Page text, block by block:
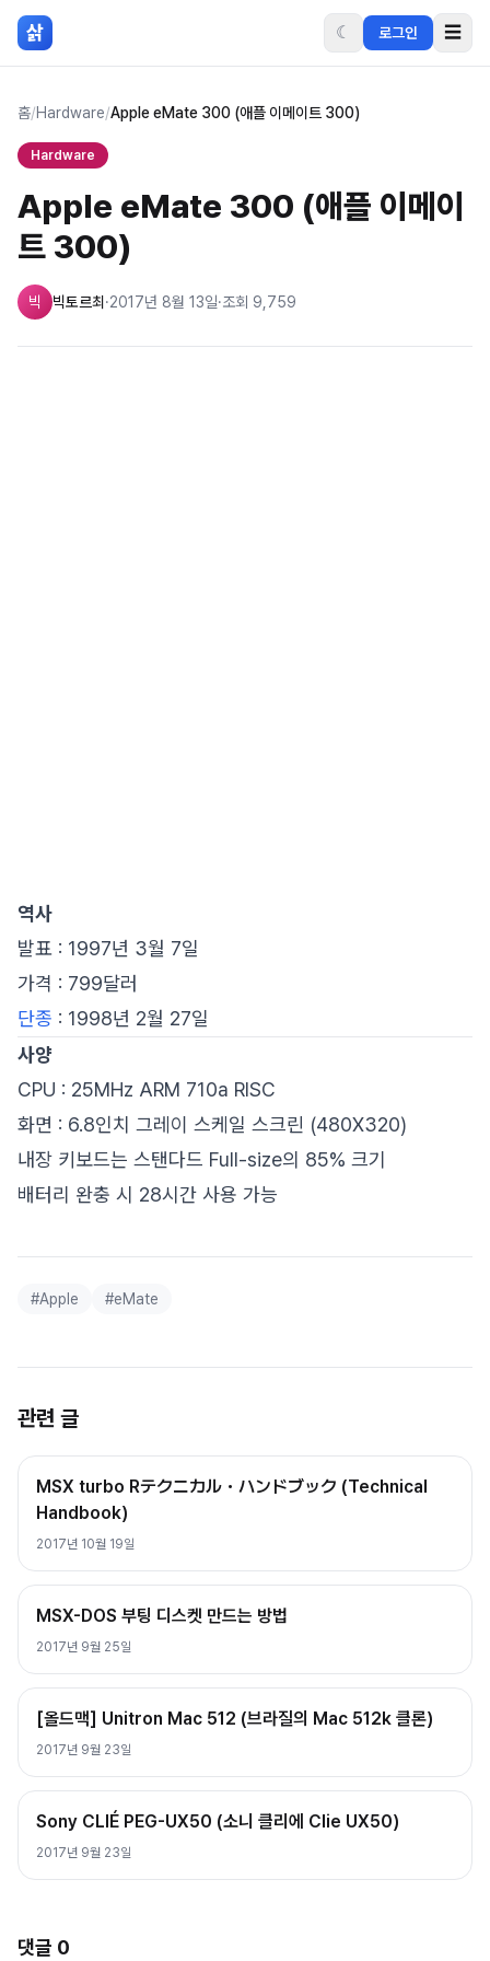
본문 바로가기
삵 ☾ 로그인 ☰
홈/Hardware/Apple eMate 300 (애플 이메이트 300)
Hardware
Apple eMate 300 (애플 이메이
트 300)
빅 빅토르최 ·2017년 8월 13일·조회 9,759
역사
발표 : 1997년 3월 7일
가격 : 799달러
단종 : 1998년 2월 27일
사양
CPU : 25MHz ARM 710a RISC
화면 : 6.8인치 그레이 스케일 스크린 (480X320)
내장 키보드는 스탠다드 Full-size의 85% 크기
배터리 완충 시 28시간 사용 가능
#Apple #eMate
관련 글
MSX turbo Rテクニカル・ハンドブック (Technical
Handbook)
2017년 10월 19일
MSX-DOS 부팅 디스켓 만드는 방법
2017년 9월 25일
[올드맥] Unitron Mac 512 (브라질의 Mac 512k 클론)
2017년 9월 23일
Sony CLIÉ PEG-UX50 (소니 클리에 Clie UX50)
2017년 9월 23일
댓글 0